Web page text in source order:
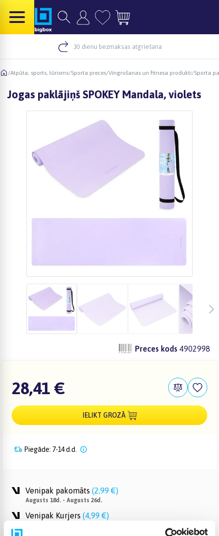
30 dienu bezmaksas atgriešana
/Atpūta, sports, tūrisms/Sporta preces/Vingrošanas un fitnesa produkti/Sporta
Jogas paklājiņš SPOKEY Mandala, violets
Preces kods 4902998
28,41 €
IELIKT GROZĀ
Piegāde: 7-14 d.d.
Venipak pakomāts (2,99 €)
Augusts 18d. - Augusts 26d.
Venipak Kurjers (4,99 €)